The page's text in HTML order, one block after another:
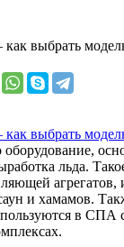
как выбрать
оборудование,
льда.
агрегатов,
и хамамов.
в СПА